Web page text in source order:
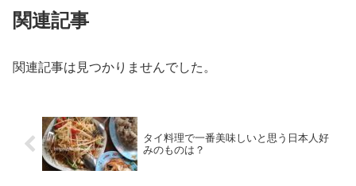
関連記事
関連記事は見つかりませんでした。
タイ料理で一番美味しいと思う日本人好
みのものは？